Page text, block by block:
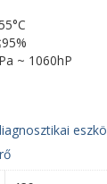
~ 1060hP